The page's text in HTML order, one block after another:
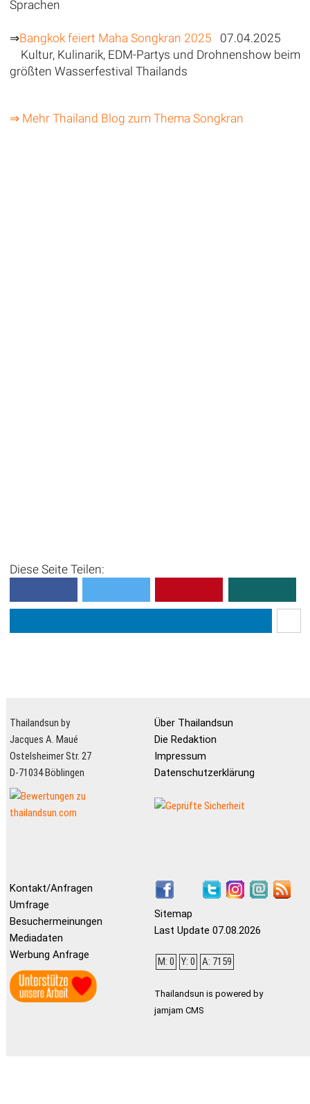
Sprachen
⇒Bangkok feiert Maha Songkran 2025 07.04.2025
Kultur, Kulinarik, EDM-Partys und Drohnenshow beim
größten Wasserfestival Thailands
⇒ Mehr Thailand Blog zum Thema Songkran
Diese Seite Teilen:
Thailandsun by
Jacques A. Maué
Ostelsheimer Str. 27
D-71034 Böblingen
Über Thailandsun
Die Redaktion
Impressum
Datenschutzerklärung
Kontakt/Anfragen
Umfrage
Besuchermeinungen
Mediadaten
Werbung Anfrage
Sitemap
Last Update 07.08.2026
M: 0 Y: 0 A: 7159
Thailandsun is powered by
jamjam CMS